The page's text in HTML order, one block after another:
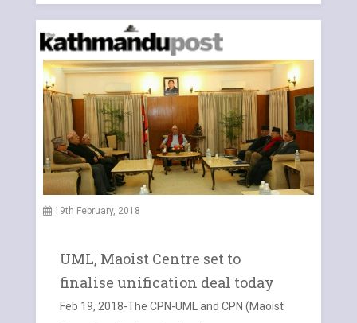
19th February, 2018
UML, Maoist Centre set to
finalise unification deal today
Feb 19, 2018-The CPN-UML and CPN (Maoist